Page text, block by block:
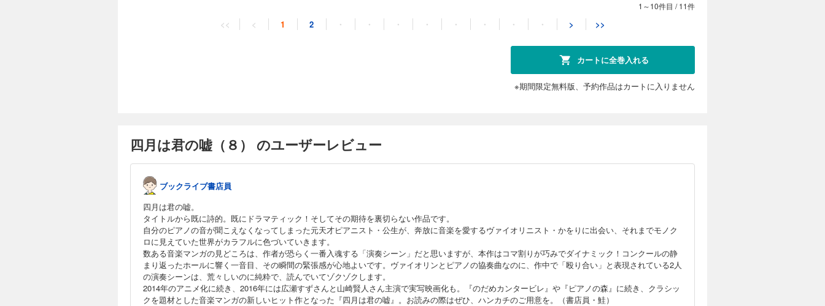
四月は君の嘘（１１）
594円 (税込)
近づく東日本ピアノコンクール本戦の日。だが…病状が悪化したかをりを思い、公生(こうせい)は再び昏い世界へ
と落ちてゆく。それでも…必死に前を向こうとする少年と少女に、運命は如何なるものをもたらすのか? 青春×音楽
カートに入れる
1～10件目 /11件
<< < 1 2 ・ ・ ・ ・ ・ ・ ・ ・ > >>
カートに全巻入れる
※期間限定無料版、予約作品はカートに入りません
四月は君の嘘（８） のユーザーレビュー
ブックライブ書店員
四月は君の嘘。
タイトルから既に詩的。既にドラマティック！そしてその期待を裏切らない作品です。
自分のピアノの音が聞こえなくなってしまった元天才ピアニスト・公生が、奔放に音楽を愛するヴァイオリニスト・かをりに出会い、それまでモノク
ロに見えていた世界がカラフルに色づいていきます。
数ある音楽マンガの見どころは、作者が恐らく一番入魂する「演奏シーン」だと思いますが、本作はコマ割りが巧みでダイナミック！コンクールの静
まり返ったホールに響く一音目、その瞬間の緊張感が心地よいです。ヴァイオリンとピアノの協奏曲なのに、作中で「殴り合い」と表現されている2人
の演奏シーンは、荒々しいのに純粋で、読んでいてゾクゾクします。
2014年のアニメ化に続き、2016年には広瀬すずさんと山崎賢人さん主演で実写映画化も。『のだめカンタービレ』や『ピアノの森』に続き、クラシッ
クを題材とした音楽マンガの新しいヒット作となった『四月は君の嘘』。お読みの際はぜひ、ハンカチのご用意を。（書店員・鮭）